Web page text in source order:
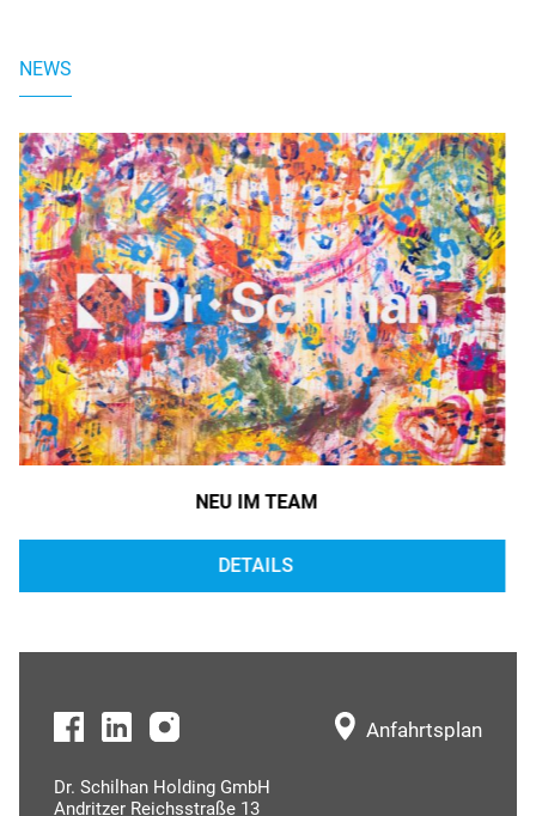
NEWS
NEU IM TEAM
DETAILS
Dr. Schilhan Holding GmbH
Andritzer Reichsstraße 13
Anfahrtsplan